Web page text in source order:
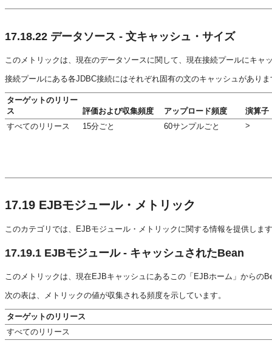
17.18.22 データソース - 文キャッシュ・サイズ
このメトリックは、現在のデータソースに関して、現在接続プールにキ
接続プールにある各JDBC接続にはそれぞれ固有の文のキャッシュがあり
ターゲットのリリー
ス
評価および収集頻度 アップロード頻度
演算子
すべてのリリース
15分ごと 60サンプルごと >
17.19 EJBモジュール・メトリック
このカテゴリでは、EJBモジュール・メトリックに関する情報を提供しま
17.19.1 EJBモジュール - キャッシュされたBean
このメトリックは、現在EJBキャッシュにあるこの「EJBホーム」からの
次の表は、メトリックの値が収集される頻度を示しています。
ターゲットのリリース
すべてのリリース